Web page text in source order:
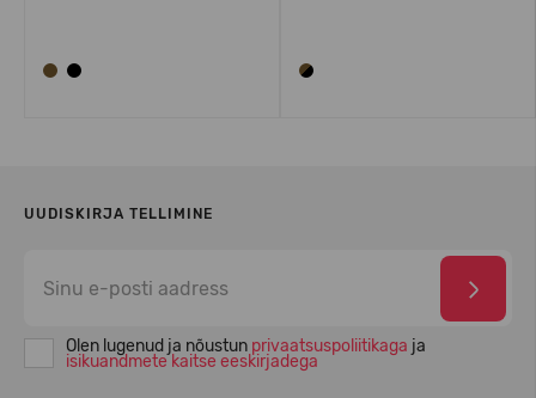
UUDISKIRJA TELLIMINE
Olen lugenud ja nõustun privaatsuspoliitikaga ja
isikuandmete kaitse eeskirjadega